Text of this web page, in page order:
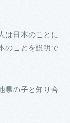
は日本のことに
のことを説明で
県の子と知り合